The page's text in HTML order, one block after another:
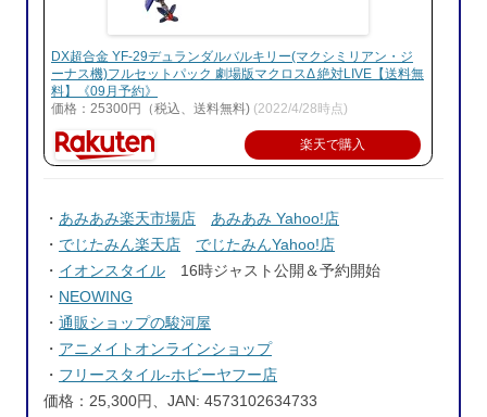
DX超合金 YF-29デュランダルバルキリー(マクシミリアン・ジ
ーナス機)フルセットパック 劇場版マクロスΔ 絶対LIVE【送料無
料】《09月予約》
価格：25300円（税込、送料無料) (2022/4/28時点)
楽天で購入
・ あみあみ楽天市場店
あみあみ Yahoo!店
・ でじたみん楽天店
でじたみんYahoo!店
・ イオンスタイル 16時ジャスト公開＆予約開始
・ NEOWING
・ 通販ショップの駿河屋
・ アニメイトオンラインショップ
・ フリースタイル-ホビーヤフー店
価格：25,300円、JAN: 4573102634733